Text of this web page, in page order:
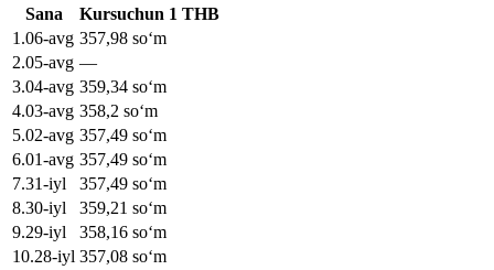
Sana Kursuchun 1 THB
1 .06-avg 357,98 soʻm
2.05-avg —
3.04-avg 359,34 soʻm
4.03-avg 358,2 soʻm
5.02-avg 357,49 soʻm
6.01-avg 357,49 soʻm
7.31-iyl 357,49 soʻm
8.30-iyl 359,21 soʻm
9.29-iyl 358,16 soʻm
10.28-iyl 357,08 soʻm